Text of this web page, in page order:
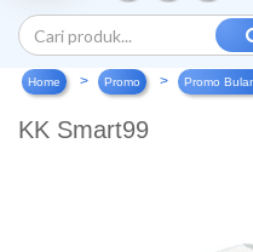
Home Promo Promo
KK Smart99